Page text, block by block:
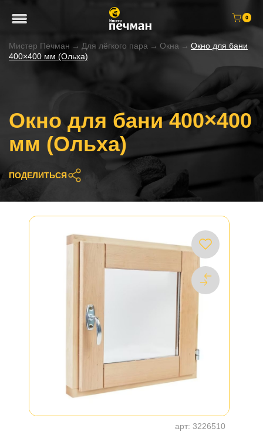
0
Мистер Печман → Для лёгкого пара → Окна → Окно для бани
400×400 мм (Ольха)
Окно для бани 400×400
мм (Ольха)
ПОДЕЛИТЬСЯ
арт: 3226510